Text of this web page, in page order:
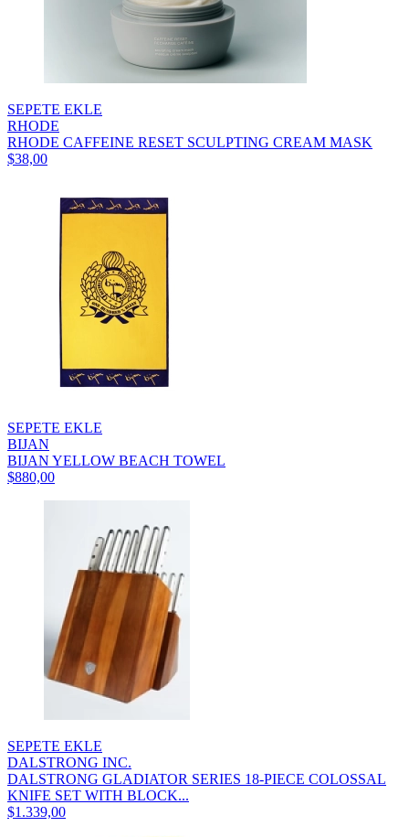
SEPETE EKLE
RHODE
RHODE CAFFEINE RESET SCULPTING CREAM MASK
$38,00
SEPETE EKLE
BIJAN
BIJAN YELLOW BEACH TOWEL
$880,00
SEPETE EKLE
DALSTRONG INC.
DALSTRONG GLADIATOR SERIES 18-PIECE COLOSSAL
KNIFE SET WITH BLOCK...
$1.339,00